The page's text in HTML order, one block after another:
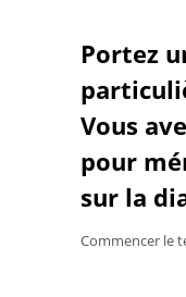
Portez
Vous
pour
sur la
Commencer le